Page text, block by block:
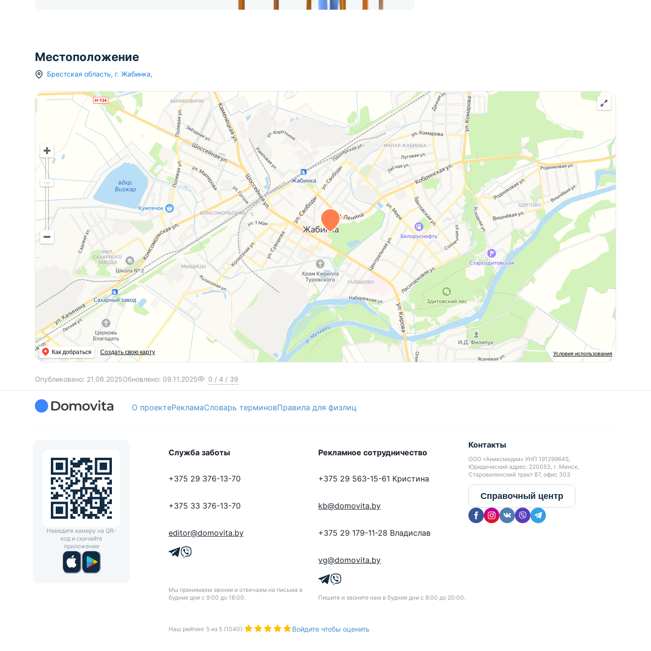
Местоположение
Брестская область, г. Жабинка,
Условия использования
Как добраться Создать свою карту
Опубликовано: 21.08.2025Обновлено: 09.11.2025 0 / 4 / 39
О проектеРекламаСловарь терминовПравила для физлиц
Наведите камеру на QR-
код и скачайте
приложение
Служба заботы
+375 29 376-13-70
+375 33 376-13-70
editor@domovita.by
Мы принимаем звонки и отвечаем на письма в
будние дни с 9:00 до 18:00.
Рекламное сотрудничество
+375 29 563-15-61 Кристина
kb@domovita.by
+375 29 179-11-28 Владислав
vg@domovita.by
Пишите и звоните нам в будние дни с 8:00 до 20:00.
Контакты
ООО «Аниксмедиа» УНП 191299645,
Юридический адрес: 220053, г. Минск,
Старовиленский тракт 87, офис 303
Справочный центр
Наш рейтинг 5 из 5 (1040): Войдите чтобы оценить